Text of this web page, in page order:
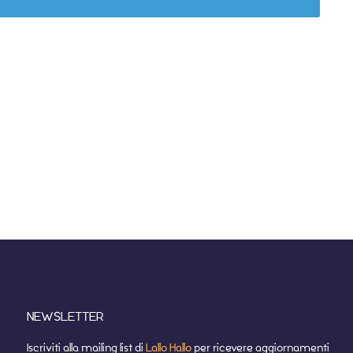
NEWSLETTER
Iscriviti alla mailing list di Lallo Halloper ricevere aggiornamenti